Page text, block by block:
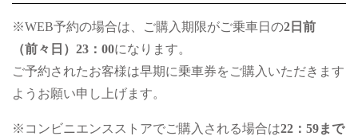
※WEB予約の場合は、ご購入期限がご乗車日の2日前
（前々日）23：00になります。
ご予約されたお客様は早期に乗車券をご購入いただきます
ようお願い申し上げます。
※コンビニエンスストアでご購入される場合は22：59まで